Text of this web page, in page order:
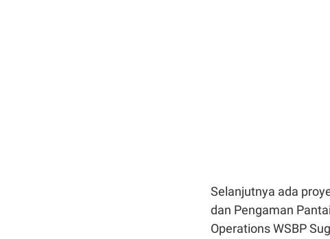
Selanjutnya ada
dan Pengaman
Operations WSBP